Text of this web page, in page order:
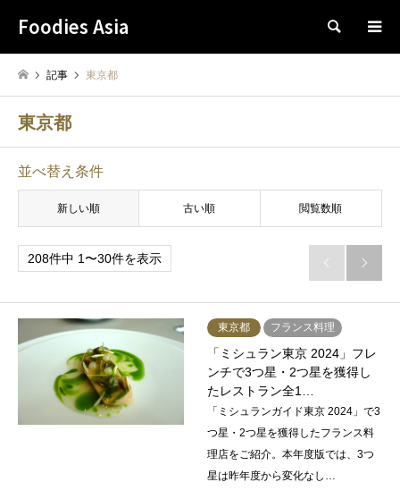
Foodies Asia 検索
記事 東京都
東京都
並べ替え条件
新しい順 古い順 閲覧数順
208件中 1〜30件を表示  
東京都 フランス料理
「ミシュラン東京 2024」フレ
ンチで3つ星・2つ星を獲得し
たレストラン全1…
「ミシュランガイド東京 2024」で3
つ星・2つ星を獲得したフランス料
理店をご紹介。本年度版では、3つ
星は昨年度から変化なし…